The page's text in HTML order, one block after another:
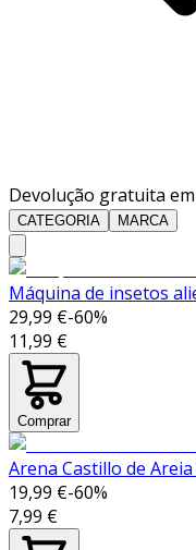
Devolução gratuita
CATEGORIA MARCA
Máquina de insetos
29,99 €-60%
11,99 €
Comprar
Arena Castillo de
19,99 €-60%
7,99 €